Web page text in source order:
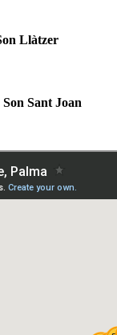
Llàtzer
Sant Joan